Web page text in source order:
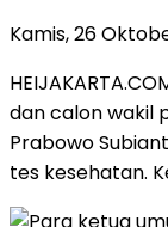
Kamis, 26
dan calon wakil
Prabowo
tes kesehatan.